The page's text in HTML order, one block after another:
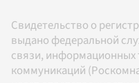
Свидетельство о
выдано федеральной
связи, информационных
коммуникаций